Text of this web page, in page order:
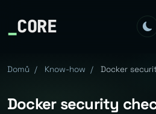
_CORE
Domů / Know-how / Docker
Docker security